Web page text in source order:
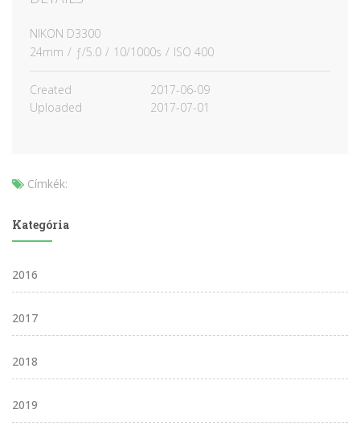
NIKON D3300
24mm / ƒ/5.0 / 10/1000s / ISO 400
Created
2017-06-09
Uploaded
2017-07-01
Címkék:
Kategória
2016
2017
2018
2019